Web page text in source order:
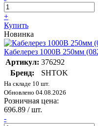
+
Купить
Новинка
Кабелерез 1000В 250мм
Артикул: 376292
Бренд:
SHTOK
На складе 10 шт.
Обновлено 04.08.2026
Розничная цена:
696.89 / шт.
-